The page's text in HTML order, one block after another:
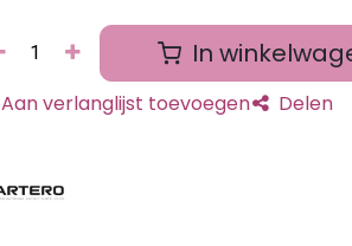
In
Aan verlanglijst toevoegen Delen